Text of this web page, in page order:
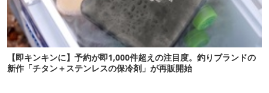
【即キンキンに】予約が即1,000件超えの注目度。釣りブランドの
新作「チタン＋ステンレスの保冷剤」が再販開始